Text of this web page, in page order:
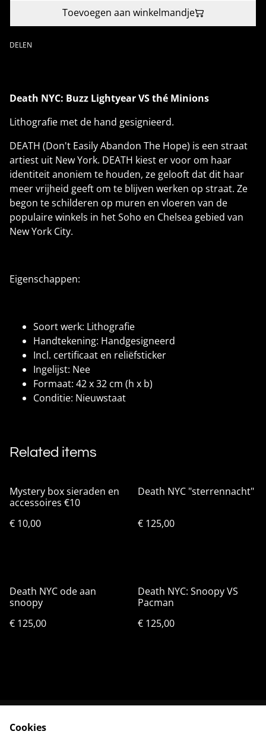
Toevoegen aan winkelmandje
DELEN
Death NYC: Buzz Lightyear VS thé Minions
Lithografie met de hand gesignieerd.
DEATH (Don't Easily Abandon The Hope) is een straat
artiest uit New York. DEATH kiest er voor om haar
identiteit anoniem te houden, ze gelooft dat dit haar
meer vrijheid geeft om te blijven werken op straat. Ze
begon te schilderen op muren en vloeren van de
populaire winkels in het Soho en Chelsea gebied van
New York City.
Eigenschappen:
Soort werk: Lithografie
Handtekening: Handgesigneerd
Incl. certificaat en reliëfsticker
Ingelijst: Nee
Formaat: 42 x 32 cm (h x b)
Conditie: Nieuwstaat
Related items
Mystery box sieraden en
accessoires €10
€ 10,00
Death NYC "sterrennacht"
€ 125,00
Death NYC ode aan
snoopy
€ 125,00
Death NYC: Snoopy VS
Pacman
€ 125,00
Neem contact met
Cookies